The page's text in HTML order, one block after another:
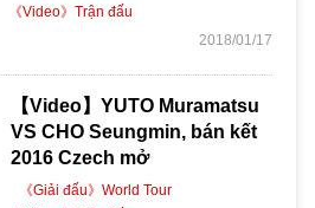
《Video》Trận đấu
2018/01/17
【Video】YUTO Muramatsu
VS CHO Seungmin, bán kết
2016 Czech mở
《Giải đấu》World Tour